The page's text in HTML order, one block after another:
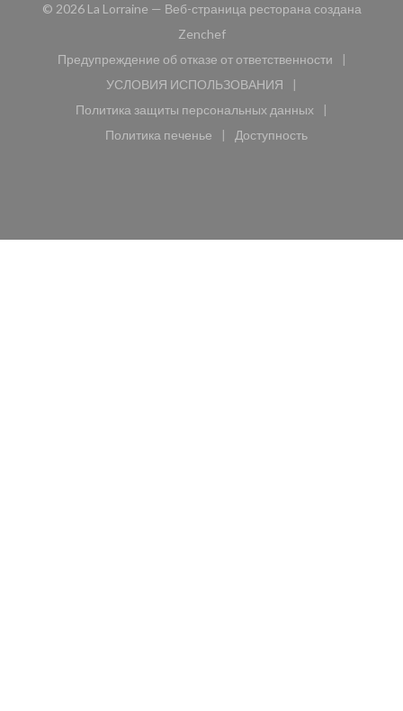
© 2026 La Lorraine — Веб-страница ресторана создана
Zenchef((открывается в новом окне))
Предупреждение об отказе от ответственности
((открывается в новом окне))
УСЛОВИЯ ИСПОЛЬЗОВАНИЯ
((открывается в новом окне))
Политика защиты персональных данных
((открывается в новом окне))
Политика печенье
((открывается в новом окне))
Доступность